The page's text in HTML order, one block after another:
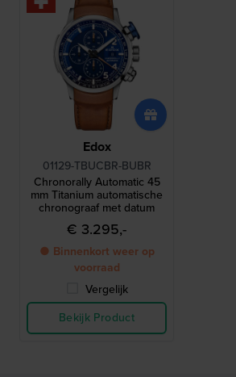
Edox
01129-TBUCBR-BUBR
Chronorally Automatic 45
mm Titanium automatische
chronograaf met datum
€ 3.295,-
● Binnenkort weer op
voorraad
Vergelijk
Bekijk Product